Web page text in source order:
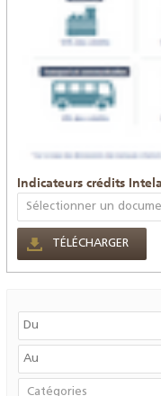
Indicateurs crédits
TÉLÉCHARGER